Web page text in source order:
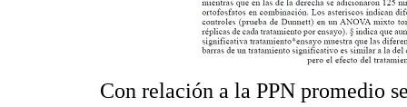
Con relación a la PPN promedio